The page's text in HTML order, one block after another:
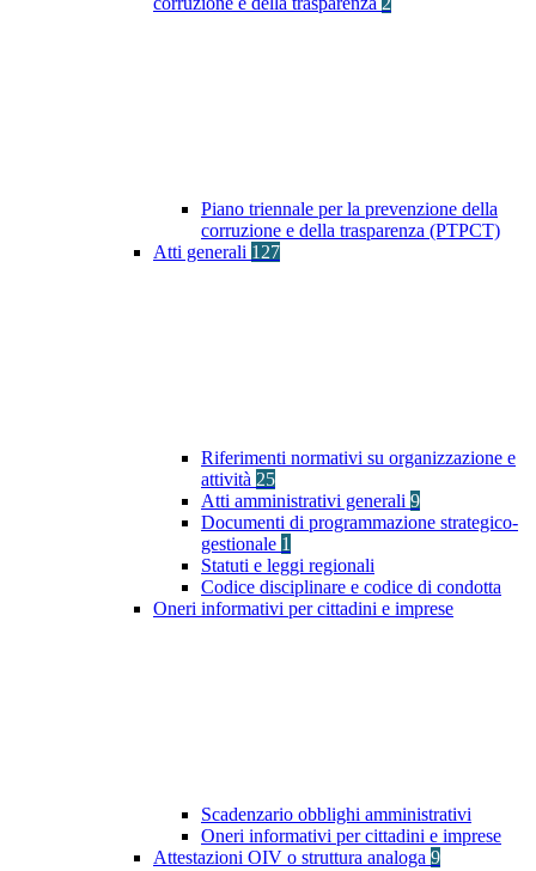
Piano triennale per la prevenzione della
corruzione e della trasparenza (PTPCT)
Atti generali 127
Riferimenti normativi su organizzazione e
attività 25
Atti amministrativi generali 9
Documenti di programmazione strategico-
gestionale 1
Statuti e leggi regionali
Codice disciplinare e codice di condotta
Oneri informativi per cittadini e imprese
Scadenzario obblighi amministrativi
Oneri informativi per cittadini e imprese
Attestazioni OIV o struttura analoga 9